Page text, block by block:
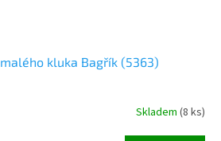
kluka Bagřík (5363)
Skladem (8 ks)